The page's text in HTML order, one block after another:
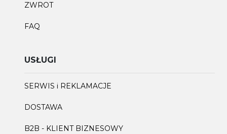
ZWROT
FAQ
USŁUGI
SERWIS i REKLAMACJE
DOSTAWA
B2B - KLIENT BIZNESOWY